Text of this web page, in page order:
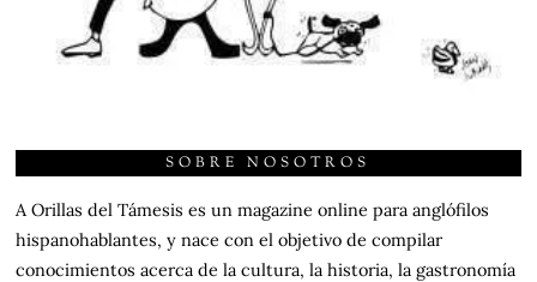
SOBRE NOSOTROS
A Orillas del Támesis es un magazine online para anglófilos
hispanohablantes, y nace con el objetivo de compilar
conocimientos acerca de la cultura, la historia, la gastronomía